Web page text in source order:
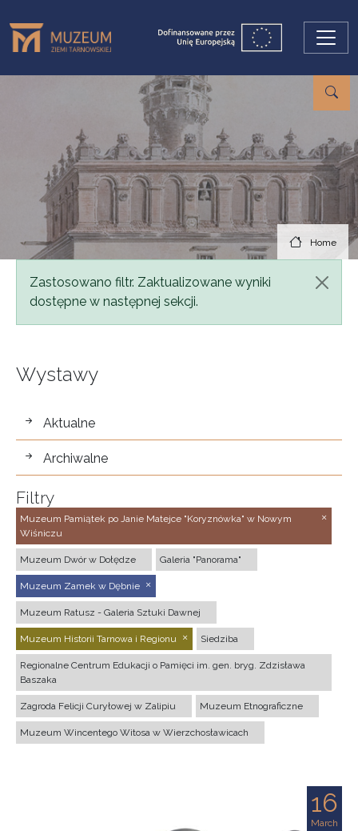
Home
Status message
Zastosowano filtr. Zaktualizowane wyniki
dostępne w następnej sekcji.
Wystawy
wystawy
Aktualne
Archiwalne
Filtry
Muzeum Pamiątek po Janie Matejce "Koryznówka" w Nowym
Wiśniczu
Muzeum Dwór w Dołędze Galeria "Panorama"
Muzeum Zamek w Dębnie
Muzeum Ratusz - Galeria Sztuki Dawnej
Muzeum Historii Tarnowa i Regionu Siedziba
Regionalne Centrum Edukacji o Pamięci im. gen. bryg. Zdzisława
Baszaka
Zagroda Felicji Curyłowej w Zalipiu Muzeum Etnograficzne
Muzeum Wincentego Witosa w Wierzchosławicach
16
March